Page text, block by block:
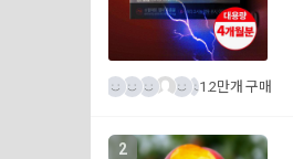
1.2만개 구매
2